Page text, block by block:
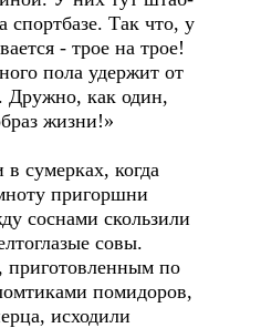
спортбазе. Так что, у
- трое на трое!
пола удержит от
Дружно, как один,
жизни!»
сумерках, когда
пригоршни
соснами скользили
совы.
по
помидоров,
исходили